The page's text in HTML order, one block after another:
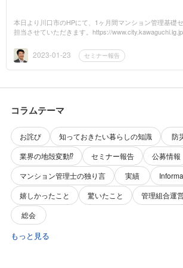
本日より川口市のHPにて、1ヶ月間マンション管理基礎
担当させていただきます。https://www.city.kawaguchi.lg.jp/
2023-01-23 セミナー報告
コラムテーマ
お詫び 知っておきたい暮らしの知識
防
業界の地殻変動⁉️
セミナー報告 公募情報
マンション管理士の独り言
実績
嬉しかったこと
驚いたこと 管理組合運
総会
もっと見る